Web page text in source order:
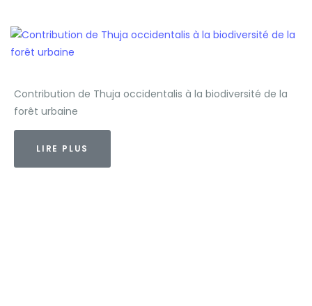
Contribution de Thuja occidentalis à la biodiversité de la
forêt urbaine
LIRE PLUS